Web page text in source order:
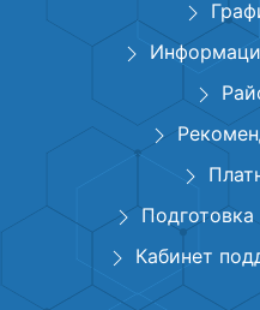
Кабинет